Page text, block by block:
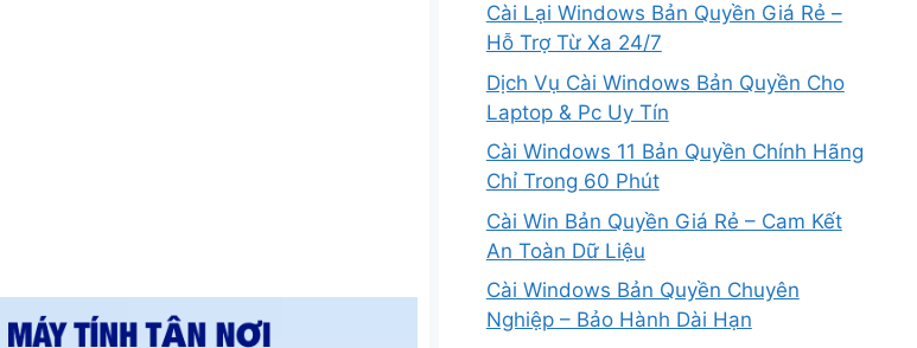
Cài Lại Windows Bản Quyền Giá Rẻ –
Hỗ Trợ Từ Xa 24/7
Dịch Vụ Cài Windows Bản Quyền Cho
Laptop & Pc Uy Tín
Cài Windows 11 Bản Quyền Chính Hãng
Chỉ Trong 60 Phút
Cài Win Bản Quyền Giá Rẻ – Cam Kết
An Toàn Dữ Liệu
Cài Windows Bản Quyền Chuyên
Nghiệp – Bảo Hành Dài Hạn